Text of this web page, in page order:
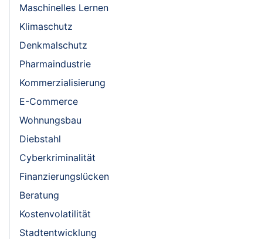
Maschinelles Lernen
Klimaschutz
Denkmalschutz
Pharmaindustrie
Kommerzialisierung
E-Commerce
Wohnungsbau
Diebstahl
Cyberkriminalität
Finanzierungslücken
Beratung
Kostenvolatilität
Stadtentwicklung